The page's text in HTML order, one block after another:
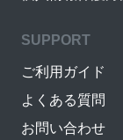
SUPPORT
ご利用ガイド
よくある質問
お問い合わせ